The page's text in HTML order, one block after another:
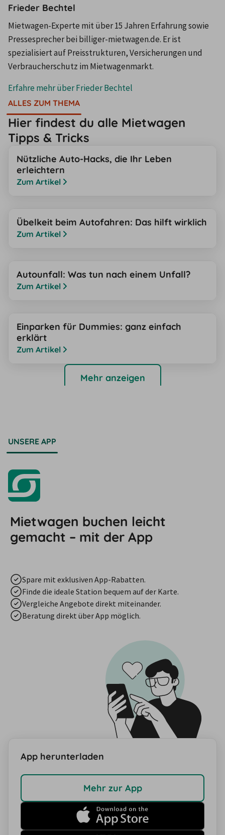
Frieder Bechtel
Mietwagen-Experte mit über 15 Jahren Erfahrung sowie
Pressesprecher bei billiger-mietwagen.de. Er ist
spezialisiert auf Preisstrukturen, Versicherungen und
Verbraucherschutz im Mietwagenmarkt.
Erfahre mehr überFrieder Bechtel
ALLES ZUM THEMA
Hier findest du alle Mietwagen
Tipps & Tricks
Nützliche Auto-Hacks, die Ihr Leben
erleichtern
Zum Artikel
Übelkeit beim Autofahren: Das hilft wirklich
Zum Artikel
Autounfall: Was tun nach einem Unfall?
Zum Artikel
Einparken für Dummies: ganz einfach
erklärt
Zum Artikel
Mehr anzeigen
UNSERE APP
Mietwagen buchen leicht
gemacht – mit der App
Spare mit exklusiven App-Rabatten.
Finde die ideale Station bequem auf der Karte.
Vergleiche Angebote direkt miteinander.
Beratung direkt über App möglich.
App herunterladen
Mehr zur App